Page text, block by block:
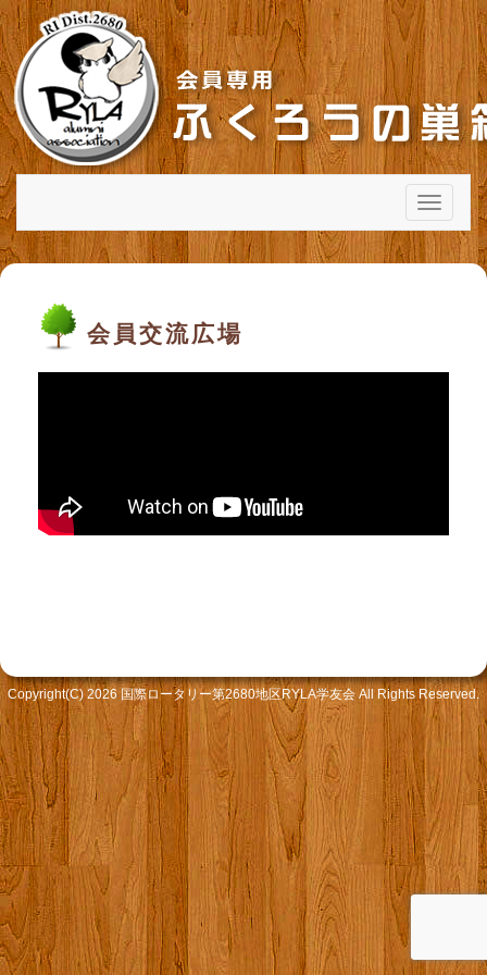
メ
ニ
ュ
会員交流広場
Copyright(C) 2026 国際ロータリー第2680地区RYLA学友会 All Rights Reserved.